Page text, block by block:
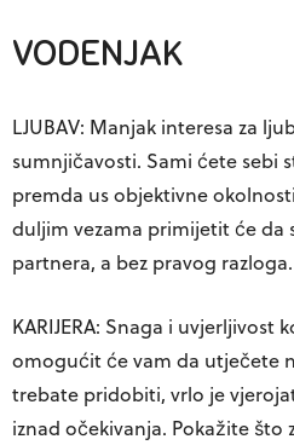
VODENJAK
LJUBAV: Manjak interesa za
sumnjičavosti. Sami ćete sebi
premda us objektivne
duljim vezama primijetit će da
partnera, a bez pravog
KARIJERA: Snaga i uvjerljivost
omogućit će vam da utječete
trebate pridobiti, vrlo je
iznad očekivanja. Pokažite što